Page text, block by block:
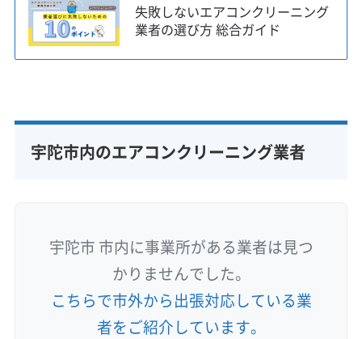
失敗しないエアコンクリーニング
業者の選び方 総合ガイド
宇陀市内のエアコンクリーニング業者
宇陀市 市内に事業所がある業者は見つ
かりませんでした。
こちらで市外から出張対応している業
者をご紹介しています。